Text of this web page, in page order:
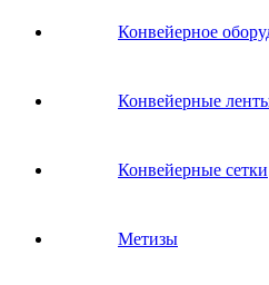
Конвейерное
Конвейерные
Конвейерные сетки
Метизы